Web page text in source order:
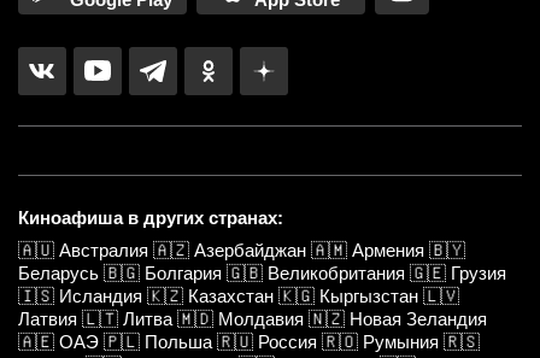
Киноафиша в других странах:
🇦🇺 Австралия 🇦🇿 Азербайджан 🇦🇲 Армения 🇧🇾
Беларусь 🇧🇬 Болгария 🇬🇧 Великобритания 🇬🇪 Грузия
🇮🇸 Исландия 🇰🇿 Казахстан 🇰🇬 Кыргызстан 🇱🇻
Латвия 🇱🇹 Литва 🇲🇩 Молдавия 🇳🇿 Новая Зеландия
🇦🇪 ОАЭ 🇵🇱 Польша 🇷🇺 Россия 🇷🇴 Румыния 🇷🇸